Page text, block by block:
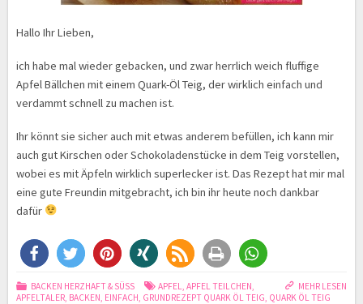
Hallo Ihr Lieben,
ich habe mal wieder gebacken, und zwar herrlich weich fluffige
Apfel Bällchen mit einem Quark-Öl Teig, der wirklich einfach und
verdammt schnell zu machen ist.
Ihr könnt sie sicher auch mit etwas anderem befüllen, ich kann mir
auch gut Kirschen oder Schokoladenstücke in dem Teig vorstellen,
wobei es mit Äpfeln wirklich superlecker ist. Das Rezept hat mir mal
eine gute Freundin mitgebracht, ich bin ihr heute noch dankbar
dafür
MEHR LESEN
BACKEN HERZHAFT & SÜSS APFEL,APFEL TEILCHEN,
APFELTALER, BACKEN, EINFACH, GRUNDREZEPT QUARK ÖL TEIG, QUARK ÖL TEIG